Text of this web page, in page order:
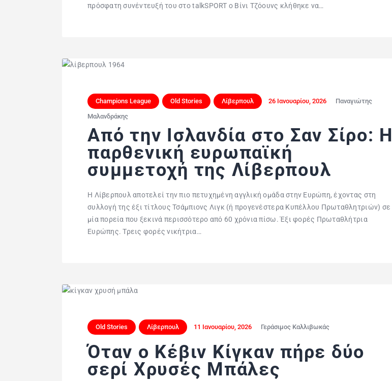
πρόσφατη συνέντευξή του στο talkSPORT ο Βίνι Τζόουνς κλήθηκε να…
Champions League Old Stories Λίβερπουλ 26 Ιανουαρίου, 2026
Παναγιώτης
Μαλανδράκης
Από την Ισλανδία στο Σαν Σίρο: Η
παρθενική ευρωπαϊκή
συμμετοχή της Λίβερπουλ
Η Λίβερπουλ αποτελεί την πιο πετυχημένη αγγλική ομάδα στην Ευρώπη, έχοντας στη
συλλογή της έξι τίτλους Τσάμπιονς Λιγκ (ή προγενέστερα Κυπέλλου Πρωταθλητριών) σε
μία πορεία που ξεκινά περισσότερο από 60 χρόνια πίσω. Έξι φορές Πρωταθλήτρια
Ευρώπης. Τρεις φορές νικήτρια…
Old Stories Λίβερπουλ 11 Ιανουαρίου, 2026 Γεράσιμος Καλλιβωκάς
Όταν ο Κέβιν Κίγκαν πήρε δύο
σερί Χρυσές Μπάλες